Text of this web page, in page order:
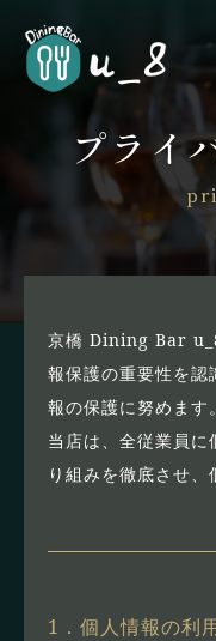
プライ
京橋 Dining Bar
報保護の重要性を認
報の保護に努めます。
当店は、全従業員に
り組みを徹底させ、
1．個人情報の利